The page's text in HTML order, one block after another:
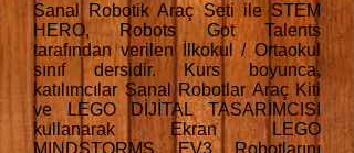
Sanal Robotik Araç Seti ile STEM
HERO, Robots Got Talents
tarafından verilen İlkokul / Ortaokul
sınıf dersidir. Kurs boyunca,
katılımcılar Sanal Robotlar Araç Kiti
ve LEGO DİJİTAL TASARIMCISI
kullanarak Ekran LEGO
MINDSTORMS EV3 Robotlarını